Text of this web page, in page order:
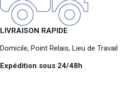
LIVRAISON RAPIDE
Domicile, Point Relais, Lieu de Travail
Expédition sous 24/48h